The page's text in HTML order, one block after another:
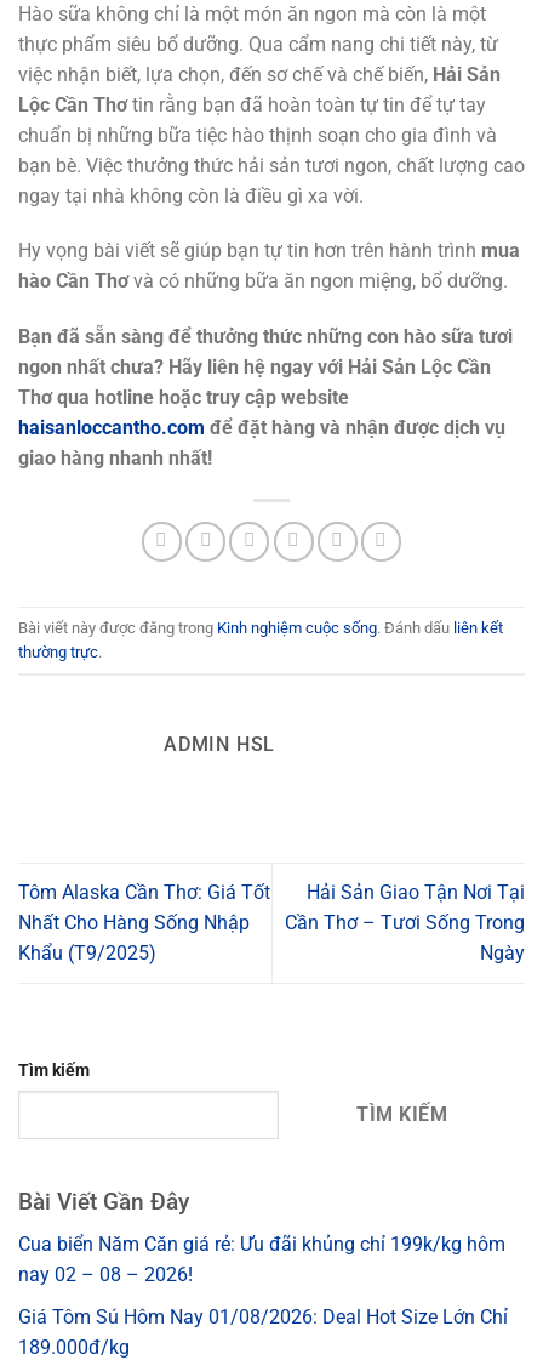
Hào sữa không chỉ là một món ăn ngon mà còn là một
thực phẩm siêu bổ dưỡng. Qua cẩm nang chi tiết này, từ
việc nhận biết, lựa chọn, đến sơ chế và chế biến, Hải Sản
Lộc Cần Thơtin rằng bạn đã hoàn toàn tự tin để tự tay
chuẩn bị những bữa tiệc hào thịnh soạn cho gia đình và
bạn bè. Việc thưởng thức hải sản tươi ngon, chất lượng cao
ngay tại nhà không còn là điều gì xa vời.
Hy vọng bài viết sẽ giúp bạn tự tin hơn trên hành trình mua
hào Cần Thơvà có những bữa ăn ngon miệng, bổ dưỡng.
Bạn đã sẵn sàng để thưởng thức những con hào sữa tươi
ngon nhất chưa? Hãy liên hệ ngay với Hải Sản Lộc Cần
Thơ qua hotline hoặc truy cập website
haisanloccantho.com để đặt hàng và nhận được dịch vụ
giao hàng nhanh nhất!
Bài viết này được đăng trong Kinh nghiệm cuộc sống. Đánh dấu liên kết
thường trực.
ADMIN HSL
Tôm Alaska Cần Thơ: Giá Tốt
Nhất Cho Hàng Sống Nhập
Khẩu (T9/2025)
Hải Sản Giao Tận Nơi Tại
Cần Thơ – Tươi Sống Trong
Ngày
Tìm kiếm
TÌM KIẾM
Bài Viết Gần Đây
Cua biển Năm Căn giá rẻ: Ưu đãi khủng chỉ 199k/kg hôm
nay 02 – 08 – 2026!
Giá Tôm Sú Hôm Nay 01/08/2026: Deal Hot Size Lớn Chỉ
189.000đ/kg